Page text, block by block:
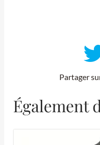
Partager
Également